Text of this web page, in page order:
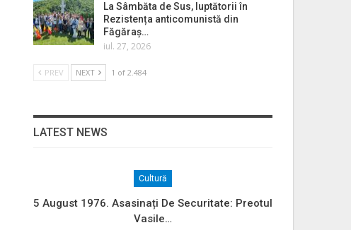
La Sâmbăta de Sus, luptătorii în
Rezistența anticomunistă din
Făgăraș…
iul. 27, 2026
PREV NEXT 1 of 2.484
LATEST NEWS
Cultură
5 August 1976. Asasinați De Securitate: Preotul
Vasile…